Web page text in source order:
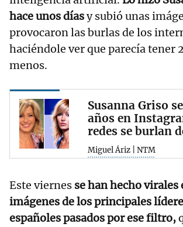
hace unos díasy subió unas
provocaron las burlas de los
haciéndole ver que parecía tener
menos.
Susanna Griso
años en
redes se burlan
Miguel Áriz | NTM
Este viernes se han hecho
imágenes de los principales
españoles pasados por ese filtro,